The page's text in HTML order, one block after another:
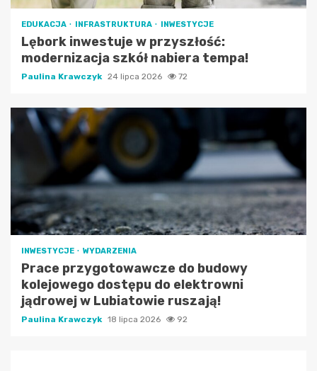
EDUKACJA INFRASTRUKTURA INWESTYCJE
Lębork inwestuje w przyszłość:
modernizacja szkół nabiera tempa!
Paulina Krawczyk 24 lipca 2026 72
INWESTYCJE WYDARZENIA
Prace przygotowawcze do budowy
kolejowego dostępu do elektrowni
jądrowej w Lubiatowie ruszają!
Paulina Krawczyk 18 lipca 2026 92